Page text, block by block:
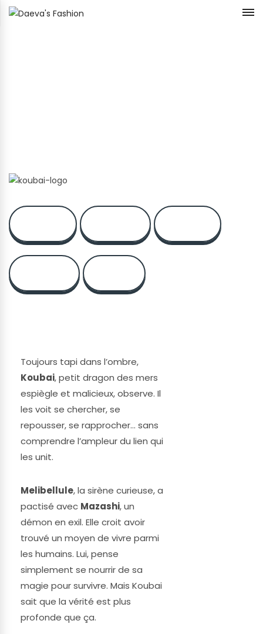
Toujours tapi dans l’ombre,
Koubai, petit dragon des mers
espiègle et malicieux, observe. Il
les voit se chercher, se
repousser, se rapprocher… sans
comprendre l’ampleur du lien qui
les unit.
Melibellule, la sirène curieuse, a
pactisé avec Mazashi, un
démon en exil. Elle croit avoir
trouvé un moyen de vivre parmi
les humains. Lui, pense
simplement se nourrir de sa
magie pour survivre. Mais Koubai
sait que la vérité est plus
profonde que ça.